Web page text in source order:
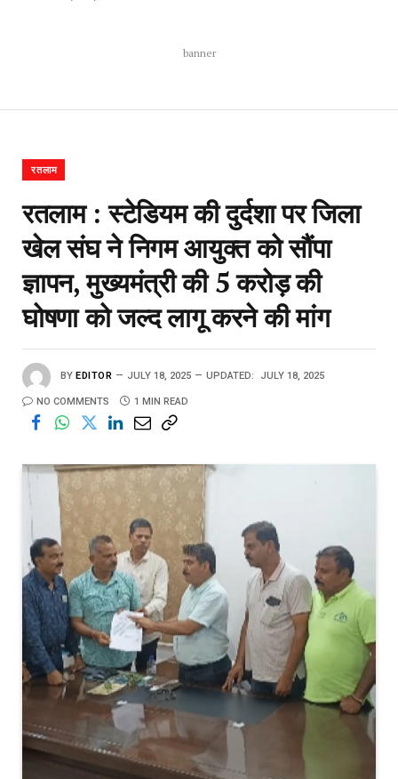
banner
रतलाम
रतलाम : स्टेडियम की दुर्दशा पर जिला
खेल संघ ने निगम आयुक्त को सौंपा
ज्ञापन, मुख्यमंत्री की 5 करोड़ की
घोषणा को जल्द लागू करने की मांग
BY EDITOR JULY 18, 2025 UPDATED: JULY 18, 2025
NO COMMENTS 1 MIN READ